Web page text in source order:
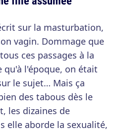
sur la masturbation,
vagin. Dommage que
ces passages à la
l'époque, on était
le sujet… Mais ça
des tabous dès le
les dizaines de
elle aborde la sexualité,